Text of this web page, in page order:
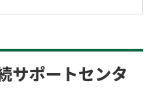
サポートセンタ